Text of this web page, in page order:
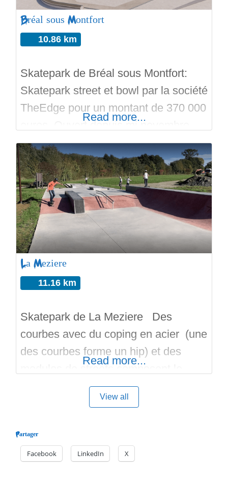
Bréal sous Montfort
10.86 km
Skatepark de Bréal sous Montfort:
Skatepark street et bowl par la société
TheEdge pour un montant de 370 000
euros. Ouvert depuis mi novembre
2023. Le skatepark de Bréal sous
Montfort est en extérieur, en béton
lisse. Il y a un bowl avec du coping en
fer, de belles courbes, un hip, une
extension tout le long du
Read more...
La Meziere
11.16 km
Skatepark de La Meziere Des
courbes avec du coping en acier (une
des courbes forme un hip) et des
modules de streets composent le
skatepark de La Meziere. Des tables
à manuals, des rails, des curbs et des
béton lisse et coloré de ce skatepark
réalisé par The Edge en Ille
Read more...
View all
Partager
Facebook LinkedIn X